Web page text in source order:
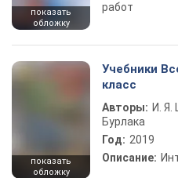
показать
обложку
работ
показать
обложку
Учебники
класс
Авторы: И. Я.
Бурлака
Год: 2019
Описание: